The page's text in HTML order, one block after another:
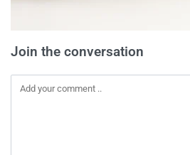
Join the conversation